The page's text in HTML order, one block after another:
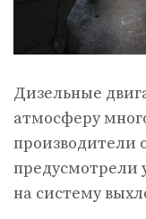
Дизельные
атмосферу
производители
предусмотрели
на систему